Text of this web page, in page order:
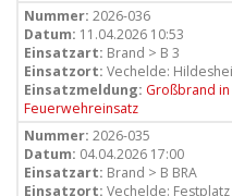
Nummer: 2026-036
Datum: 11.04.2026 10:53
Einsatzart: Brand > B 3
Einsatzort: Vechelde:
Einsatzmeldung: Großbrand
Feuerwehreinsatz
Nummer: 2026-035
Datum: 04.04.2026 17:00
Einsatzart: Brand > B BRA
Einsatzort: Vechelde: Festplatz